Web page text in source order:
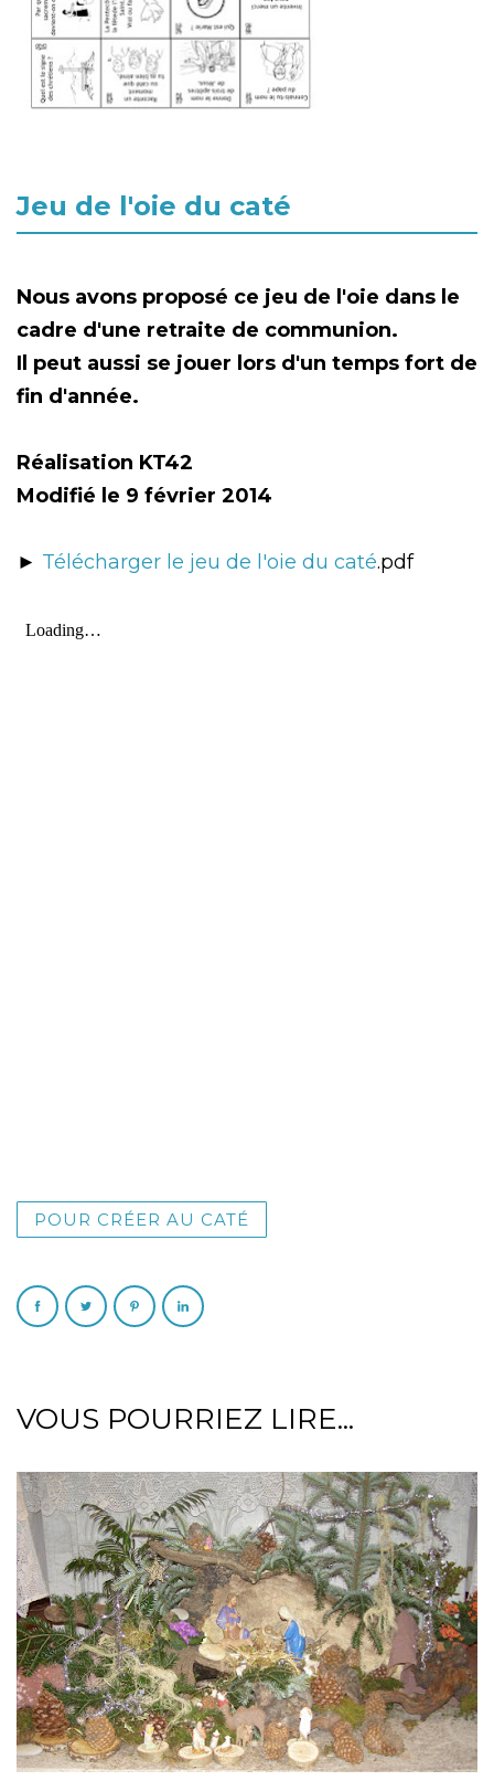
Jeu de l'oie du caté
Nous avons proposé ce jeu de l'oie dans le
cadre d'une retraite de communion.
Il peut aussi se jouer lors d'un temps fort de
fin d'année.
Réalisation KT42
Modifié le 9 février 2014
► Télécharger le jeu de l'oie du caté.pdf
POUR CRÉER AU CATÉ
VOUS POURRIEZ LIRE...